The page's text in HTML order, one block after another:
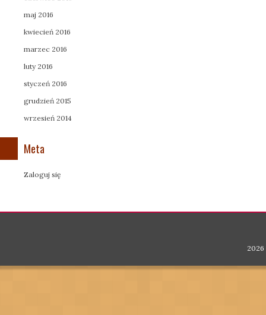
maj 2016
kwiecień 2016
marzec 2016
luty 2016
styczeń 2016
grudzień 2015
wrzesień 2014
Meta
Zaloguj się
2026